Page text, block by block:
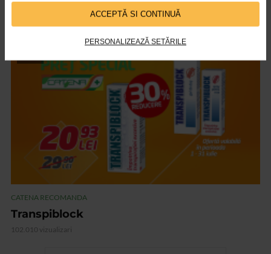
ACCEPTĂ SI CONTINUĂ
PERSONALIZEAZĂ SETĂRILE
Vedixin Max
101.796 vizualizari
CATENA RECOMANDA
Transpiblock
102.010 vizualizari